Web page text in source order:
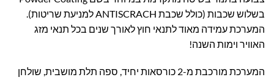
בשלוש שכבות (כולל שכבת ANTISCRACH למניעת שריטות).
המערכת עמידה מאוד לתנאי חוץ לאורך שנים בכל תנאי מזג
האוויר וימות השנה!
המערכת מורכבת מ-2 כורסאות יחיד, ספה תלת מושבית, שולחן